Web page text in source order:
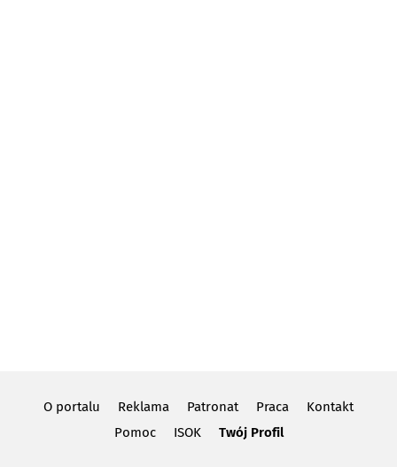
O portalu Reklama Patronat Praca
Kontakt
Pomoc
ISOK Twój Profil